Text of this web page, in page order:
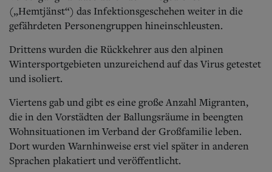
(„Hemtjänst“) das Infektionsgeschehen weiter in die
gefährdeten Personengruppen hineinschleusten.
Drittens wurden die Rückkehrer aus den alpinen
Wintersportgebieten unzureichend auf das Virus getestet
und isoliert.
Viertens gab und gibt es eine große Anzahl Migranten,
die in den Vorstädten der Ballungsräume in beengten
Wohnsituationen im Verband der Großfamilie leben.
Dort wurden Warnhinweise erst viel später in anderen
Sprachen plakatiert und veröffentlicht.